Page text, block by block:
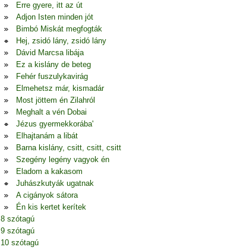
Erre gyere, itt az út
Adjon Isten minden jót
Bimbó Miskát megfogták
Hej, zsidó lány, zsidó lány
Dávid Marcsa libája
Ez a kislány de beteg
Fehér fuszulykavirág
Elmehetsz már, kismadár
Most jöttem én Zilahról
Meghalt a vén Dobai
Jézus gyermekkorába'
Elhajtanám a libát
Barna kislány, csitt, csitt, csitt
Szegény legény vagyok én
Eladom a kakasom
Juhászkutyák ugatnak
A cigányok sátora
Én kis kertet kerítek
8 szótagú
9 szótagú
10 szótagú